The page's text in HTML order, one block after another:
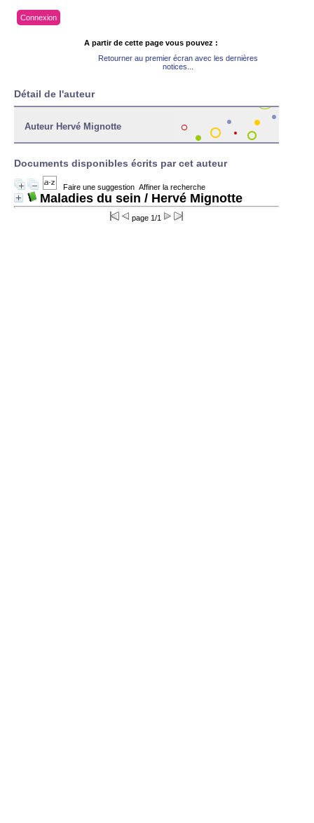
Connexion
A partir de cette page vous pouvez :
Retourner au premier écran avec les dernières
notices...
Détail de l'auteur
Auteur Hervé Mignotte
Documents disponibles écrits par cet auteur
Faire une suggestion Affiner la recherche
Maladies du sein / Hervé Mignotte
page 1/1